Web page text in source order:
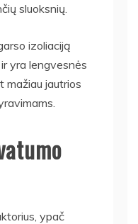
sluoksnių.
izoliaciją
yra lengvesnės
mažiau jautrios
ypač